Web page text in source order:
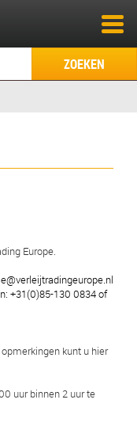
ZOEKEN
Europe.
+31(0)85-130 0834 of
kunt u hier
uur binnen 2 uur te